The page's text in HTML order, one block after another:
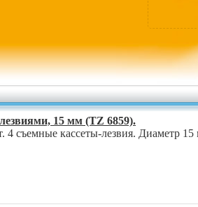
15 мм (TZ 6859).
съемные кассеты-лезвия. Диаметр 15